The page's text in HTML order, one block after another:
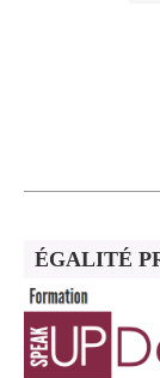
ÉGALITÉ